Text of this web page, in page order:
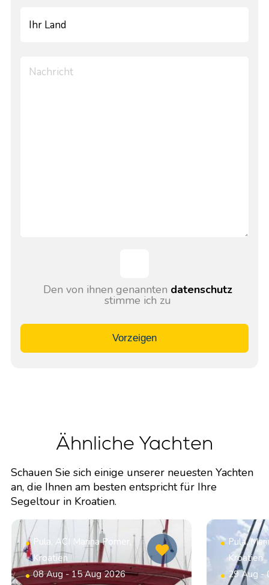
Den von ihnen genannten datenschutz
stimme ich zu
Vorzeigen
Ähnliche Yachten
Schauen Sie sich einige unserer neuesten Yachten
an, die Ihnen am besten entspricht für Ihre
Segeltour in Kroatien.
Pula, ACI Marina Pomer,
Kroatien
08 Aug - 15 Aug 2026
Pula,
Kroatien
29 Aug -